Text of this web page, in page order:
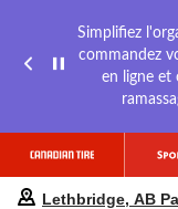
Simplifiez
commandez
en ligne et
Lethbridge, AB